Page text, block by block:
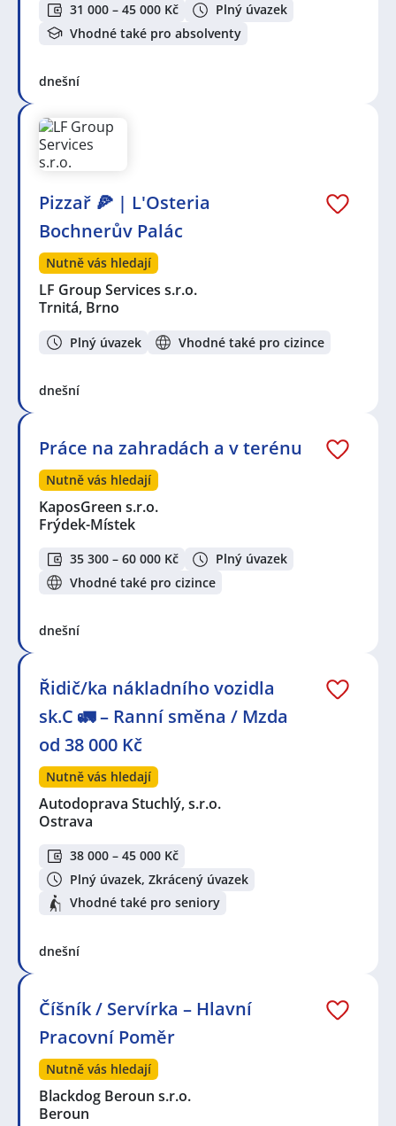
31 000 – 45 000 Kč
Plný úvazek
Vhodné také pro absolventy
dnešní
Pizzař 🍕 | L'Osteria
Bochnerův Palác
Nutně vás hledají
LF Group Services s.r.o.
Trnitá, Brno
Plný úvazek Vhodné také pro cizince
dnešní
Práce na zahradách a v terénu
Nutně vás hledají
KaposGreen s.r.o.
Frýdek-Místek
35 300 – 60 000 Kč
Plný úvazek
Vhodné také pro cizince
dnešní
Řidič/ka nákladního vozidla
sk.C 🚛 – Ranní směna / Mzda
od 38 000 Kč
Nutně vás hledají
Autodoprava Stuchlý, s.r.o.
Ostrava
38 000 – 45 000 Kč
Plný úvazek, Zkrácený úvazek
Vhodné také pro seniory
dnešní
Číšník / Servírka – Hlavní
Pracovní Poměr
Nutně vás hledají
Blackdog Beroun s.r.o.
Beroun